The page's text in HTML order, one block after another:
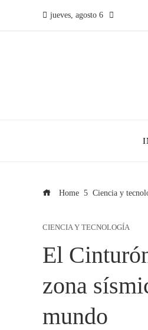
jueves, agosto 6
Home Ciencia y
CIENCIA Y TECNOLOGÍA
El
zona
mundo